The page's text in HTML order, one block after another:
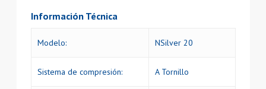
Información Técnica
Modelo: NSilver 20
Sistema de compresión: A Tornillo